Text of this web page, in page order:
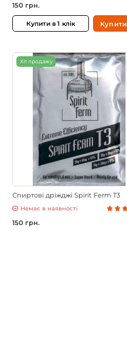
150 грн.
Купити в 1 клік Купити
Хіт продажу
Спиртові дріжджі Spirit Ferm T3
Немає в наявності
150 грн.